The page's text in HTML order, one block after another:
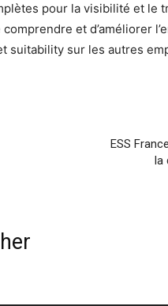
pour la visibilité et le
et d’améliorer
suitability sur les autres
ESS
la